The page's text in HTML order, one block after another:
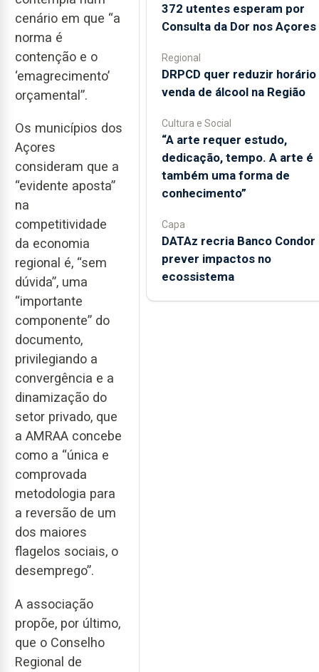
cenário em que “a
norma é
contenção e o
‘emagrecimento’
orçamental”.
Os municípios dos
Açores
consideram que a
“evidente aposta”
na
competitividade
da economia
regional é, “sem
dúvida”, uma
“importante
componente” do
documento,
privilegiando a
convergência e a
dinamização do
setor privado, que
a AMRAA concebe
como a “única e
comprovada
metodologia para
a reversão de um
dos maiores
flagelos sociais, o
desemprego”.
A associação
propõe, por último,
que o Conselho
Regional de
372 utentes esperam por
Consulta da Dor nos Açores
Regional
DRPCD quer reduzir horário
venda de álcool na Região
Cultura e Social
“A arte requer estudo,
dedicação, tempo. A arte é
também uma forma de
conhecimento”
Capa
DATAz recria Banco Condor
prever impactos no
ecossistema